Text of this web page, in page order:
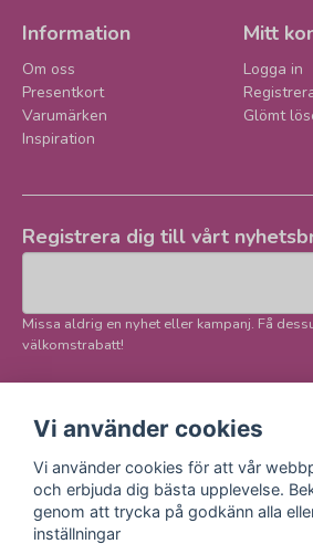
Information
Om oss
Presentkort
Varumärken
Inspiration
Mitt
Logga in
Glömt
Registrera dig till vårt
Missa aldrig en nyhet eller kampanj. Få
välkomstrabatt!
sociala medier!
Facebook
Instagram
Youtube
E-handel
Vi använder cookies
Vi använder cookies för att vår
och erbjuda dig bästa upplevelse.
genom att trycka på godkänn alla
inställningar